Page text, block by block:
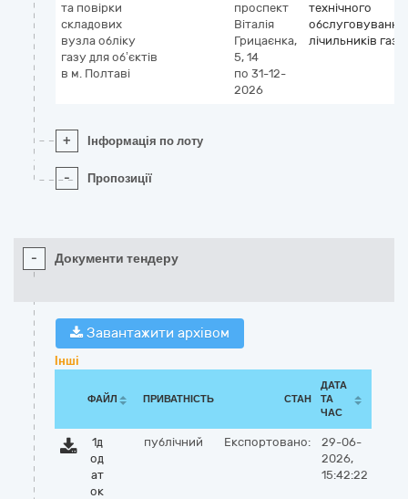
та повірки
складових
вузла обліку
газу для об’єктів
в м. Полтаві
проспект
Віталія
Грицаєнка,
5, 14
по 31-12-
2026
технічного
обслуговування
лічильників газу
+ Інформація по лоту
- Пропозиції
- Документи тендеру
Завантажити архівом
Інші
ФАЙЛ ПРИВАТНІСТЬ СТАН
ДАТА
ТА
ЧАС
1д
од
ат
ок
публічний Експортовано:
29-06-
2026,
15:42:22